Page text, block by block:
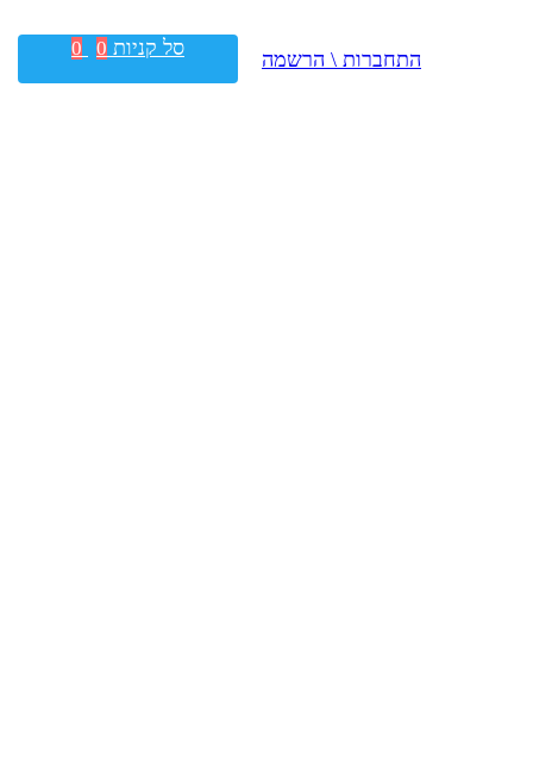
התחברות \ הרשמה סל קניות 0
0